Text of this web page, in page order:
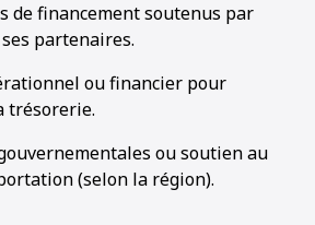
de financement soutenus par
partenaires.
ou financier pour
trésorerie.
ou soutien au
(selon la région).